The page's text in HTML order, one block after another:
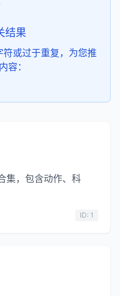
结果
或过于重复，为您推
容：
集，包含动作、科
ID: 1